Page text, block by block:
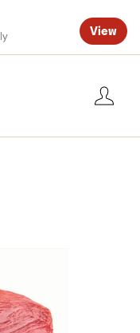
View